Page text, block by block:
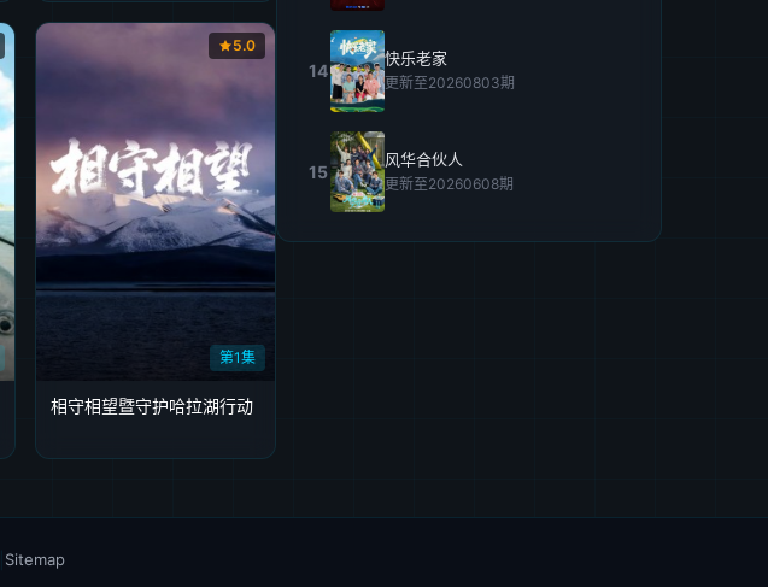
第1集
5.0
相守相望暨守护哈拉湖行动
14
快乐老家
更新至20260803期
15
风华合伙人
更新至20260608期
Sitemap